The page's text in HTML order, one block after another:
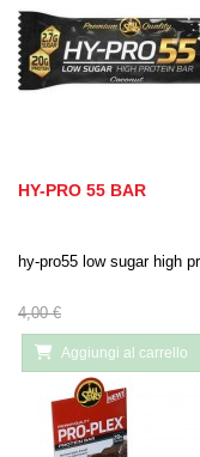
HY-PRO 55 BAR
hy-pro55 low sugar high
4,00 €
Aggiungi al carrello